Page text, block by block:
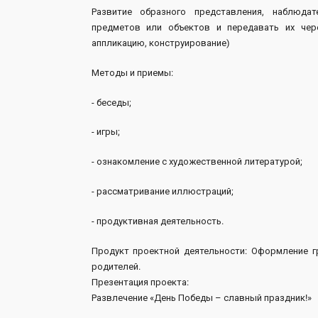
Развитие образного представления,
предметов или объектов и передавать их
аппликацию, конструирование)
Методы и приемы:
- беседы;
- игры;
- ознакомление с художественной литературой;
- рассматривание иллюстраций;
- продуктивная деятельность.
Продукт проектной деятельности: Оформление
родителей.
Презентация проекта:
Развлечение «День Победы – славный праздник!»